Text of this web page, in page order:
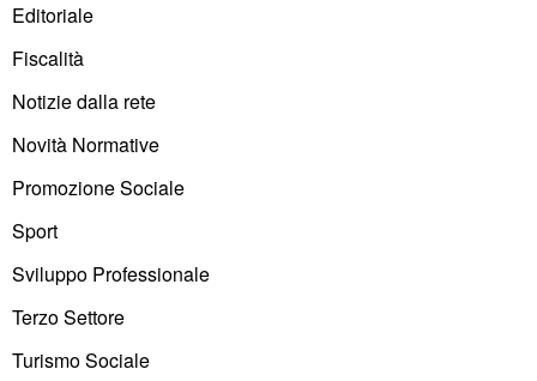
Editoriale
Fiscalità
Notizie dalla rete
Novità Normative
Promozione Sociale
Sport
Sviluppo Professionale
Terzo Settore
Turismo Sociale